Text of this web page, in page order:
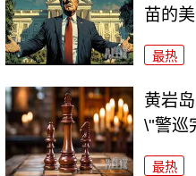
苗的
最热
黄岩
\"警巡
最热